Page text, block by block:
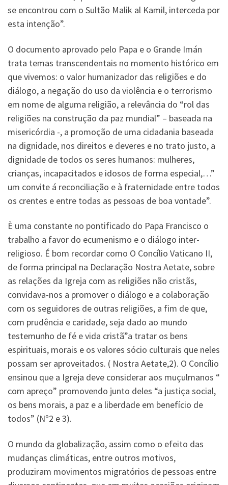
se encontrou com o Sultão Malik al Kamil, interceda por
esta intenção”.
O documento aprovado pelo Papa e o Grande Imán
trata temas transcendentais no momento histórico em
que vivemos: o valor humanizador das religiões e do
diálogo, a negação do uso da violência e o terrorismo
em nome de alguma religião, a relevância do “rol das
religiões na construção da paz mundial” – baseada na
misericórdia -, a promoção de uma cidadania baseada
na dignidade, nos direitos e deveres e no trato justo, a
dignidade de todos os seres humanos: mulheres,
crianças, incapacitados e idosos de forma especial,…”
um convite á reconciliação e à fraternidade entre todos
os crentes e entre todas as pessoas de boa vontade”.
È uma constante no pontificado do Papa Francisco o
trabalho a favor do ecumenismo e o diálogo inter-
religioso. É bom recordar como O Concílio Vaticano II,
de forma principal na Declaração Nostra Aetate, sobre
as relações da Igreja com as religiões não cristãs,
convidava-nos a promover o diálogo e a colaboração
com os seguidores de outras religiões, a fim de que,
com prudência e caridade, seja dado ao mundo
testemunho de fé e vida cristã”a tratar os bens
espirituais, morais e os valores sócio culturais que neles
possam ser aproveitados. ( Nostra Aetate,2). O Concílio
ensinou que a Igreja deve considerar aos muçulmanos “
com apreço” promovendo junto deles “a justiça social,
os bens morais, a paz e a liberdade em benefício de
todos” (Nº2 e 3).
O mundo da globalização, assim como o efeito das
mudanças climáticas, entre outros motivos,
produziram movimentos migratórios de pessoas entre